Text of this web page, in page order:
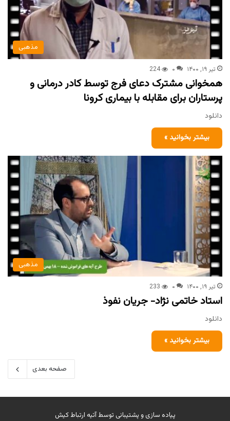
مذهبی
تیر ۱۹, ۱۴۰۰ ۰ 224
همخوانی مشترک دعای فرج توسط کادر درمانی و
پرستاران برای مقابله با بیماری کرونا
دانلود
بیشتر بخوانید »
مذهبی
تیر ۱۹, ۱۴۰۰ ۰ 233
استاد خاتمی نژاد- جریان نفوذ
دانلود
بیشتر بخوانید »
صفحه بعدی
پیاده سازی و پشتیبانی توسطآتیه ارتباط کیش